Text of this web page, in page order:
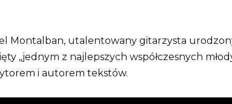
Montalban, utalentowany gitarzysta
„jednym z najlepszych współczesnych
i autorem tekstów.